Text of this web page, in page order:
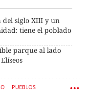
siglo XIII y un
tiene el poblado
parque al lado
PUEBLOS